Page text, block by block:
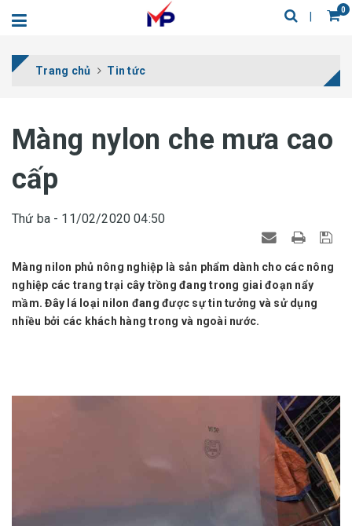
0
Trang chủ Tin tức
Màng nylon che mưa cao
cấp
Thứ ba - 11/02/2020 04:50
Màng nilon phủ nông nghiệp là sản phẩm dành cho các nông
nghiệp các trang trại cây trồng đang trong giai đoạn nẩy
mầm. Đây lá loại nilon đang được sự tin tưởng và sử dụng
nhiều bởi các khách hàng trong và ngoài nước.